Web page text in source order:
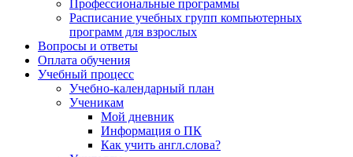
Профессиональные программы
Расписание учебных групп компьютерных
программ для взрослых
Вопросы и ответы
Оплата обучения
Учебный процесс
Учебно-календарный план
Ученикам
Мой дневник
Информация о ПК
Как учить англ.слова?